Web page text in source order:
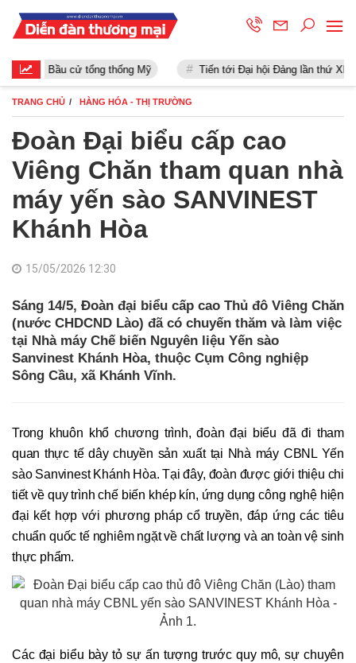
Bầu cử tổng thống Mỹ Tiến tới Đại hội Đảng lần thứ XIII
TRANG CHỦ HÀNG HÓA - THỊ TRƯỜNG
Đoàn Đại biểu cấp cao
Viêng Chăn tham quan nhà
máy yến sào SANVINEST
Khánh Hòa
15/05/2026 12:30
Sáng 14/5, Đoàn đại biểu cấp cao Thủ đô Viêng Chăn
(nước CHDCND Lào) đã có chuyến thăm và làm việc
tại Nhà máy Chế biến Nguyên liệu Yến sào
Sanvinest Khánh Hòa, thuộc Cụm Công nghiệp
Sông Cầu, xã Khánh Vĩnh.
Trong khuôn khổ chương trình, đoàn đại biểu đã đi tham
quan thực tế dây chuyền sản xuất tại Nhà máy CBNL Yến
sào Sanvinest Khánh Hòa. Tại đây, đoàn được giới thiệu chi
tiết về quy trình chế biến khép kín, ứng dụng công nghệ hiện
đại kết hợp với phương pháp cổ truyền, đáp ứng các tiêu
chuẩn quốc tế nghiêm ngặt về chất lượng và an toàn vệ sinh
thực phẩm.
Các đại biểu bày tỏ sự ấn tượng trước quy mô, sự chuyên